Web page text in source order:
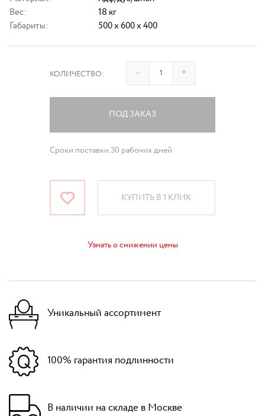
Вес:
18 кг
Габариты:
500 x 600 x 400
КОЛИЧЕСТВО: – +
ПОД ЗАКАЗ
Сроки поставки 30 рабочих дней
КУПИТЬ В 1 КЛИК
Узнать о снижении цены
Уникальный ассортимент
100% гарантия подлинности
В наличии на складе в Москве